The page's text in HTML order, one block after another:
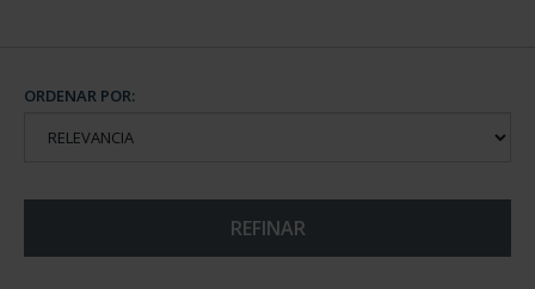
ORDENAR POR:
REFINAR